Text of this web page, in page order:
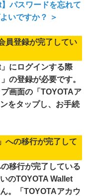
パスワードを忘れて
いですか？ ＞
員登録が完了してい
にログインする際
の登録が必要です。
画面の「TOYOTAア
をタップし、お手続
への移行が完了して
移行が完了している
のTOYOTA Wallet
。「TOYOTAアカウ